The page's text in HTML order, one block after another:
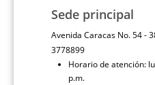
Sede principal
Avenida Caracas No. 54 -
3778899
Horario de atención:
p.m.